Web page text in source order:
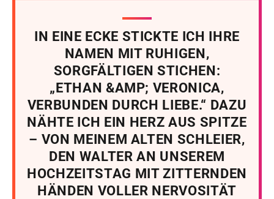
IN EINE ECKE STICKTE ICH IHRE
NAMEN MIT RUHIGEN,
SORGFÄLTIGEN STICHEN:
„ETHAN &AMP; VERONICA,
VERBUNDEN DURCH LIEBE.“ DAZU
NÄHTE ICH EIN HERZ AUS SPITZE
– VON MEINEM ALTEN SCHLEIER,
DEN WALTER AN UNSEREM
HOCHZEITSTAG MIT ZITTERNDEN
HÄNDEN VOLLER NERVOSITÄT